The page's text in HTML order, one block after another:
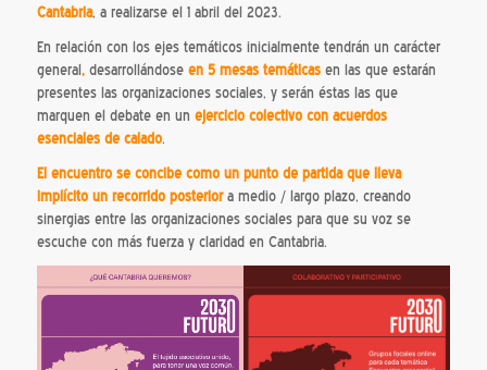
Cantabria, a realizarse el 1 abril del 2023.
En relación con los ejes temáticos inicialmente tendrán un carácter
general , desarrollándoseen 5 mesas temáticas en las que estarán
presentes las organizaciones sociales, y serán éstas las que
marquen el debate en un ejercicio colectivo con acuerdos
esenciales de calado.
El encuentro se concibe como un punto de partida que lleva
implícito un recorrido posteriora medio / largo plazo, creando
sinergias entre las organizaciones sociales para que su voz se
escuche con más fuerza y claridad en Cantabria.